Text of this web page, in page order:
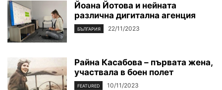
Йоана Йотова и нейната
различна дигитална агенция
БЪЛГАРИЯ 22/11/2023
Райна Касабова – първата жена,
участвала в боен полет
FEATURED 10/11/2023